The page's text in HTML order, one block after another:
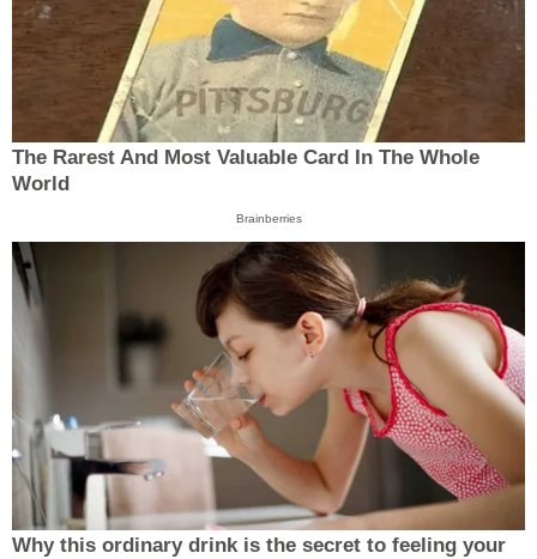
The Rarest And Most Valuable Card In The Whole
World
Brainberries
Why this ordinary drink is the secret to feeling your